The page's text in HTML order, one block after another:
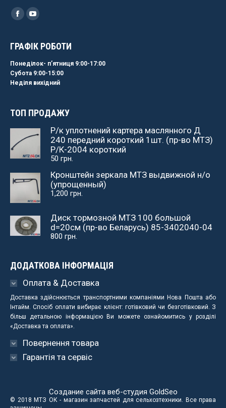
Найдите нас:
Facebook
YouTube
ГРАФІК РОБОТИ
Понеділок- пʼятниця 9:00-17:00
Субота 9:00-15:00
Неділя вихідний
ТОП ПРОДАЖУ
Р/к уплотнений картера маслянного Д
240 передний короткий 1шт. (пр-во МТЗ)
Р/К-2004 короткий
50 грн.
Кронштейн зеркала МТЗ выдвижной н/о
(упрощенный)
1,200 грн.
Диск тормозной МТЗ 100 большой
d=20см (пр-во Беларусь) 85-3402040-04
800 грн.
ДОДАТКОВА ІНФОРМАЦІЯ
Оплата & Доставка
Доставка здійснюється транспортними компаніями Нова Пошта або
Інтайм. Спосіб оплати вибирає клієнт: готівковий чи безготівковий. З
більш детальною інформацією Ви можете ознайомитись у розділі
«Доставка та оплата».
Повернення товара
Гарантія та сервіс
Создание сайта веб-студия GoldSeo
© 2018 МТЗ ОК - магазин запчастей для сельхозтехники. Все права